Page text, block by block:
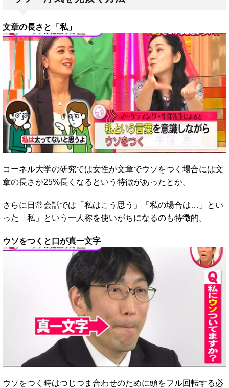
文章の長さと「私」
コーネル大学の研究では女性が文章でウソをつく場合には文
章の長さが25%長くなるという特徴があったとか。
さらに日常会話では「私はこう思う」「私の場合は…」とい
った「私」という一人称を使いがちになるのも特徴的。
ウソをつくと口が真一文字
ウソをつく時はつじつま合わせのために頭をフル回転する必